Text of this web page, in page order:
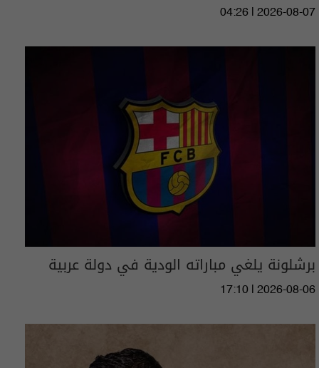
04:26 | 2026-08-07
برشلونة يلغي مباراته الودية في دولة عربية
17:10 | 2026-08-06